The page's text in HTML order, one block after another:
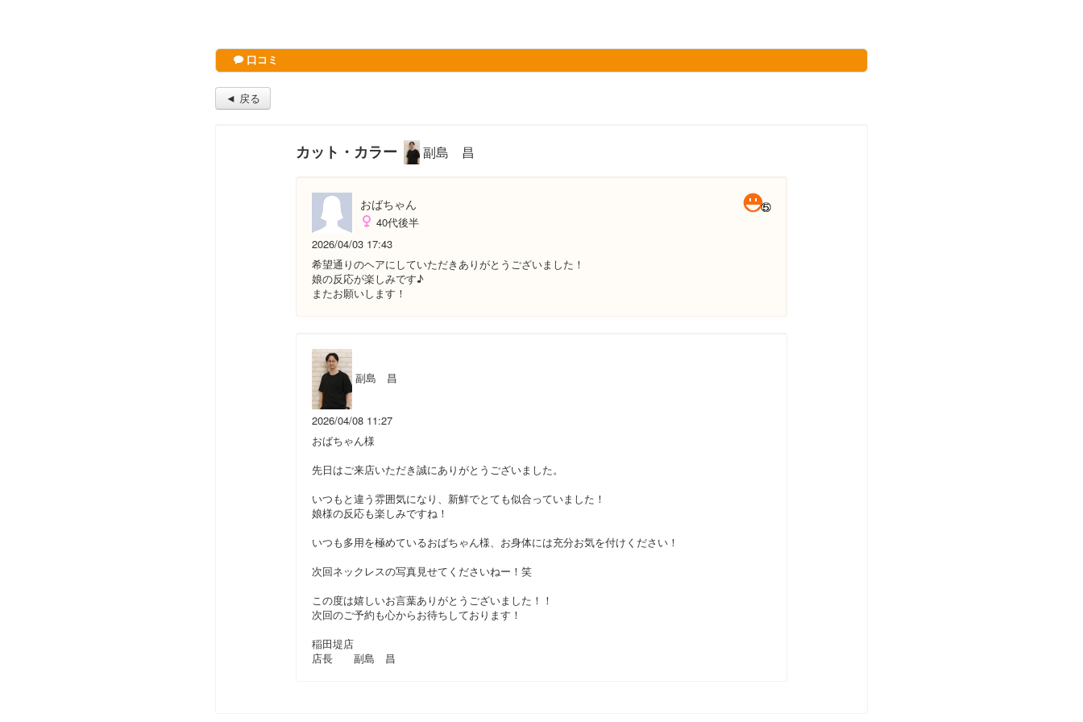
口コミ
◄ 戻る
カット・カラー 副島 昌
おばちゃん
40代後半
2026/04/03 17:43
希望通りのヘアにしていただきありがとうございました！
娘の反応が楽しみです♪
またお願いします！
副島 昌
2026/04/08 11:27
おばちゃん様
先日はご来店いただき誠にありがとうございました。
いつもと違う雰囲気になり、新鮮でとても似合っていました！
娘様の反応も楽しみですね！
いつも多用を極めているおばちゃん様、お身体には充分お気を付けください！
次回ネックレスの写真見せてくださいねー！笑
この度は嬉しいお言葉ありがとうございました！！
次回のご予約も心からお待ちしております！
稲田堤店
店長 副島 昌